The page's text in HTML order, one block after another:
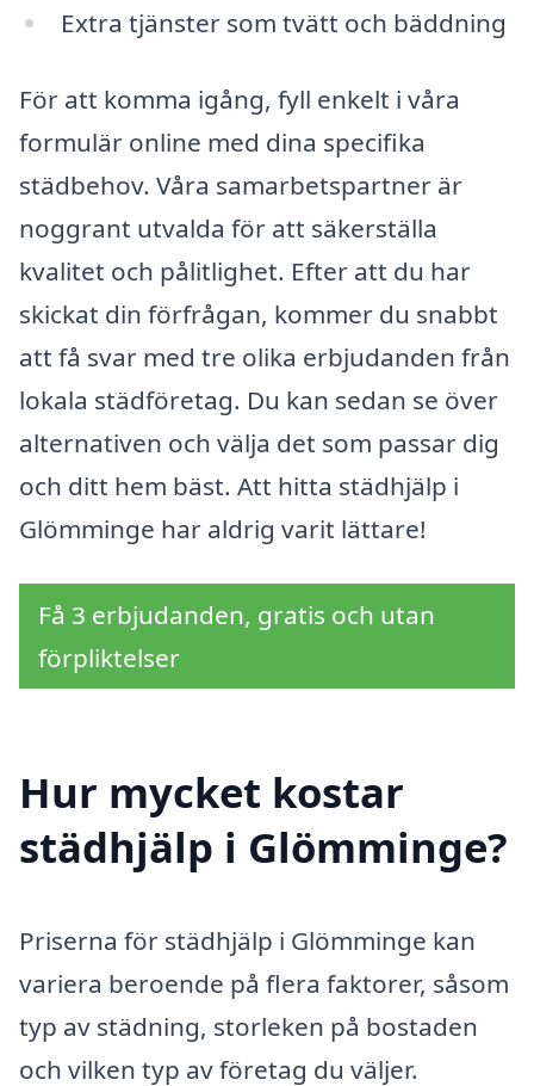
Extra tjänster som tvätt och bäddning
För att komma igång, fyll enkelt i våra
formulär online med dina specifika
städbehov. Våra samarbetspartner är
noggrant utvalda för att säkerställa
kvalitet och pålitlighet. Efter att du har
skickat din förfrågan, kommer du snabbt
att få svar med tre olika erbjudanden från
lokala städföretag. Du kan sedan se över
alternativen och välja det som passar dig
och ditt hem bäst. Att hitta städhjälp i
Glömminge har aldrig varit lättare!
Få 3 erbjudanden, gratis och utan
förpliktelser
Hur mycket kostar
städhjälp i Glömminge?
Priserna för städhjälp i Glömminge kan
variera beroende på flera faktorer, såsom
typ av städning, storleken på bostaden
och vilken typ av företag du väljer.